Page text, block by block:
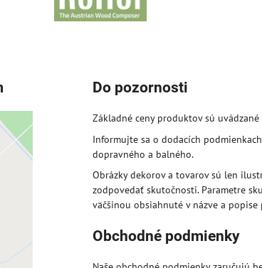
Do pozornosti
Základné ceny produktov sú uvádzané
Informujte sa o dodacích
dopravného a balného.
Obrázky dekorov a tovarov sú len
zodpovedať skutočnosti. Parametre
väčšinou obsiahnuté v názve a
Obchodné podmienky